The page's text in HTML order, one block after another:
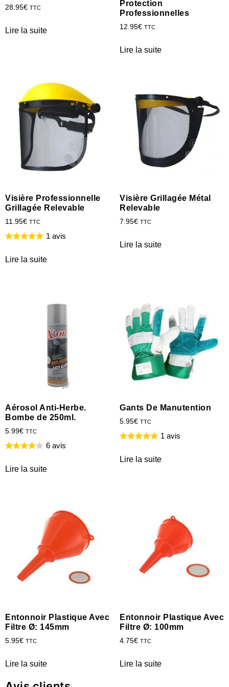
28.95€ TTC
Lire la suite
Protection
Professionnelles
12.95€ TTC
Lire la suite
Visière Professionnelle
Grillagée Relevable
11.95€ TTC
1 avis
Lire la suite
Visière Grillagée Métal
Relevable
7.95€ TTC
Lire la suite
Aérosol Anti-Herbe.
Bombe de 250ml.
5.99€ TTC
6 avis
Lire la suite
Gants De Manutention
5.95€ TTC
1 avis
Lire la suite
Entonnoir Plastique Avec
Filtre Ø: 145mm
5.95€ TTC
Lire la suite
Entonnoir Plastique Avec
Filtre Ø: 100mm
4.75€ TTC
Lire la suite